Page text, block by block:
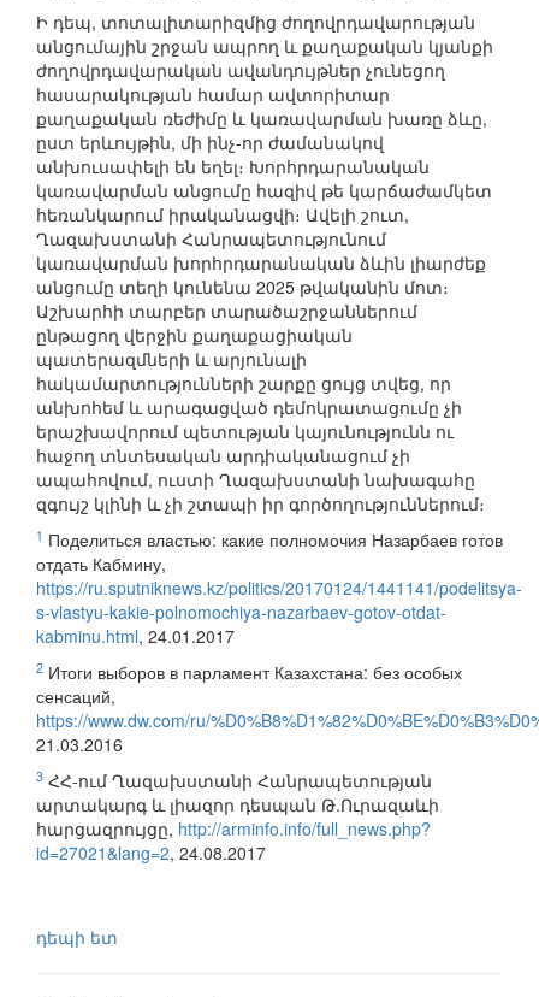
Ի դեպ, տոտալիտարիզմից ժողովրդավարության
անցումային շրջան ապրող և քաղաքական կյանքի
ժողովրդավարական ավանդույթներ չունեցող
հասարակության համար ավտորիտար
քաղաքական ռեժիմը և կառավարման խառը ձևը,
ըստ երևույթին, մի ինչ-որ ժամանակով
անխուսափելի են եղել։ Խորհրդարանական
կառավարման անցումը հազիվ թե կարճաժամկետ
հեռանկարում իրականացվի։ Ավելի շուտ,
Ղազախստանի Հանրապետությունում
կառավարման խորհրդարանական ձևին լիարժեք
անցումը տեղի կունենա 2025 թվականին մոտ։
Աշխարհի տարբեր տարածաշրջաններում
ընթացող վերջին քաղաքացիական
պատերազմների և արյունալի
հակամարտությունների շարքը ցույց տվեց, որ
անխոհեմ և արագացված դեմոկրատացումը չի
երաշխավորում պետության կայունությունն ու
հաջող տնտեսական արդիականացում չի
ապահովում, ուստի Ղազախստանի նախագահը
զգույշ կլինի և չի շտապի իր գործողություններում։
1 Поделиться властью: какие полномочия Назарбаев готов
отдать Кабмину,
https://ru.sputniknews.kz/politics/20170124/1441141/podelitsya-
s-vlastyu-kakie-polnomochiya-nazarbaev-gotov-otdat-
kabminu.html, 24.01.2017
2 Итоги выборов в парламент Казахстана: без особых
сенсаций,
https://www.dw.com/ru/
21.03.2016
3 ՀՀ-ում Ղազախստանի Հանրապետության
արտակարգ և լիազոր դեսպան Թ.Ուրազաևի
հարցազրույցը, http://arminfo.info/full_news.php?
id=27021&lang=2, 24.08.2017
դեպի ետ